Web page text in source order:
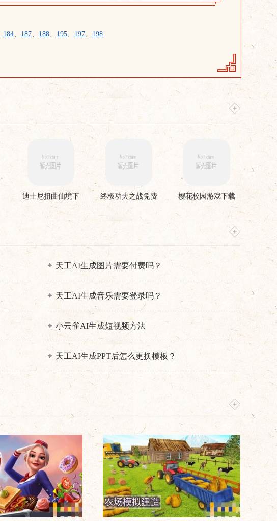
184、 187、 188、 195、 197、 198
迪士尼扭曲仙境下
载安装
终极功夫之战免费
樱花校园游戏下载
天工AI生成图片需要付费吗？
天工AI生成音乐需要登录吗？
小云雀AI生成短视频方法
天工AI生成PPT后怎么更换模板？